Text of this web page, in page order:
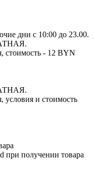
дни с 10:00 до 23.00.
стоимость - 12 BYN
условия и стоимость
при получении товара